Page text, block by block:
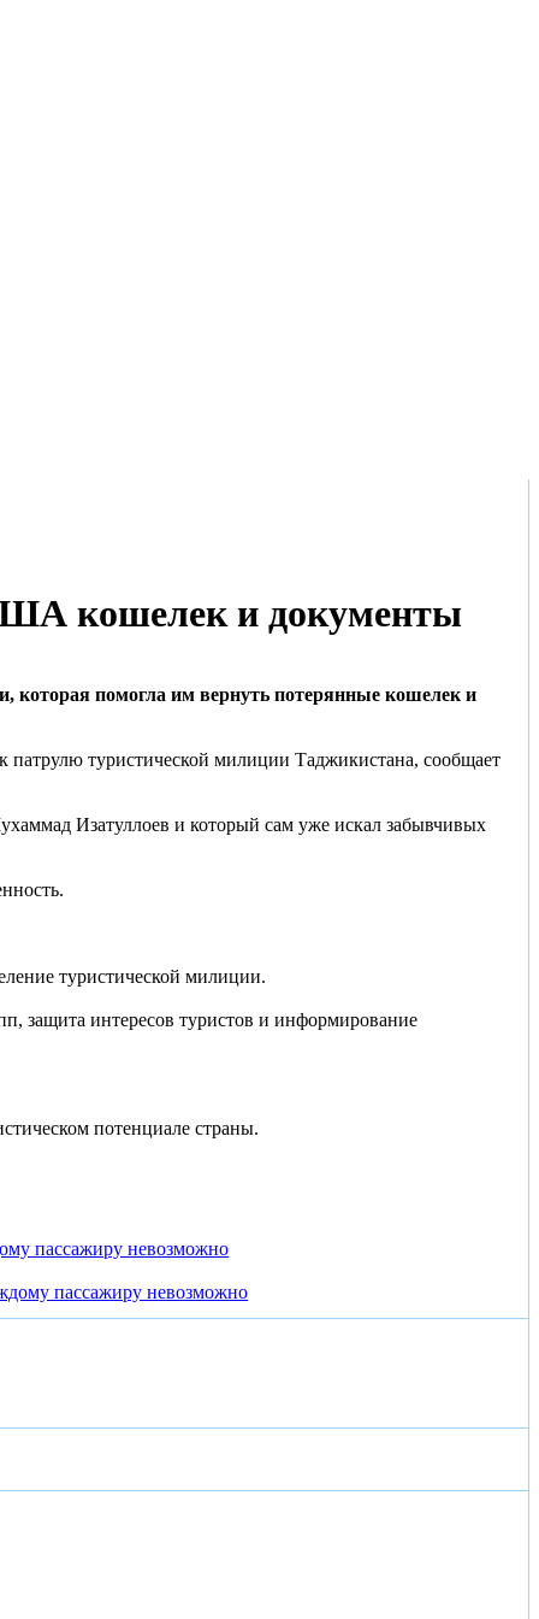
кошелек и документы
которая помогла им вернуть потерянные кошелек и
туристической милиции Таджикистана, сообщает
Изатуллоев и который сам уже искал забывчивых
туристической милиции.
защита интересов туристов и информирование
потенциале страны.
пассажиру невозможно